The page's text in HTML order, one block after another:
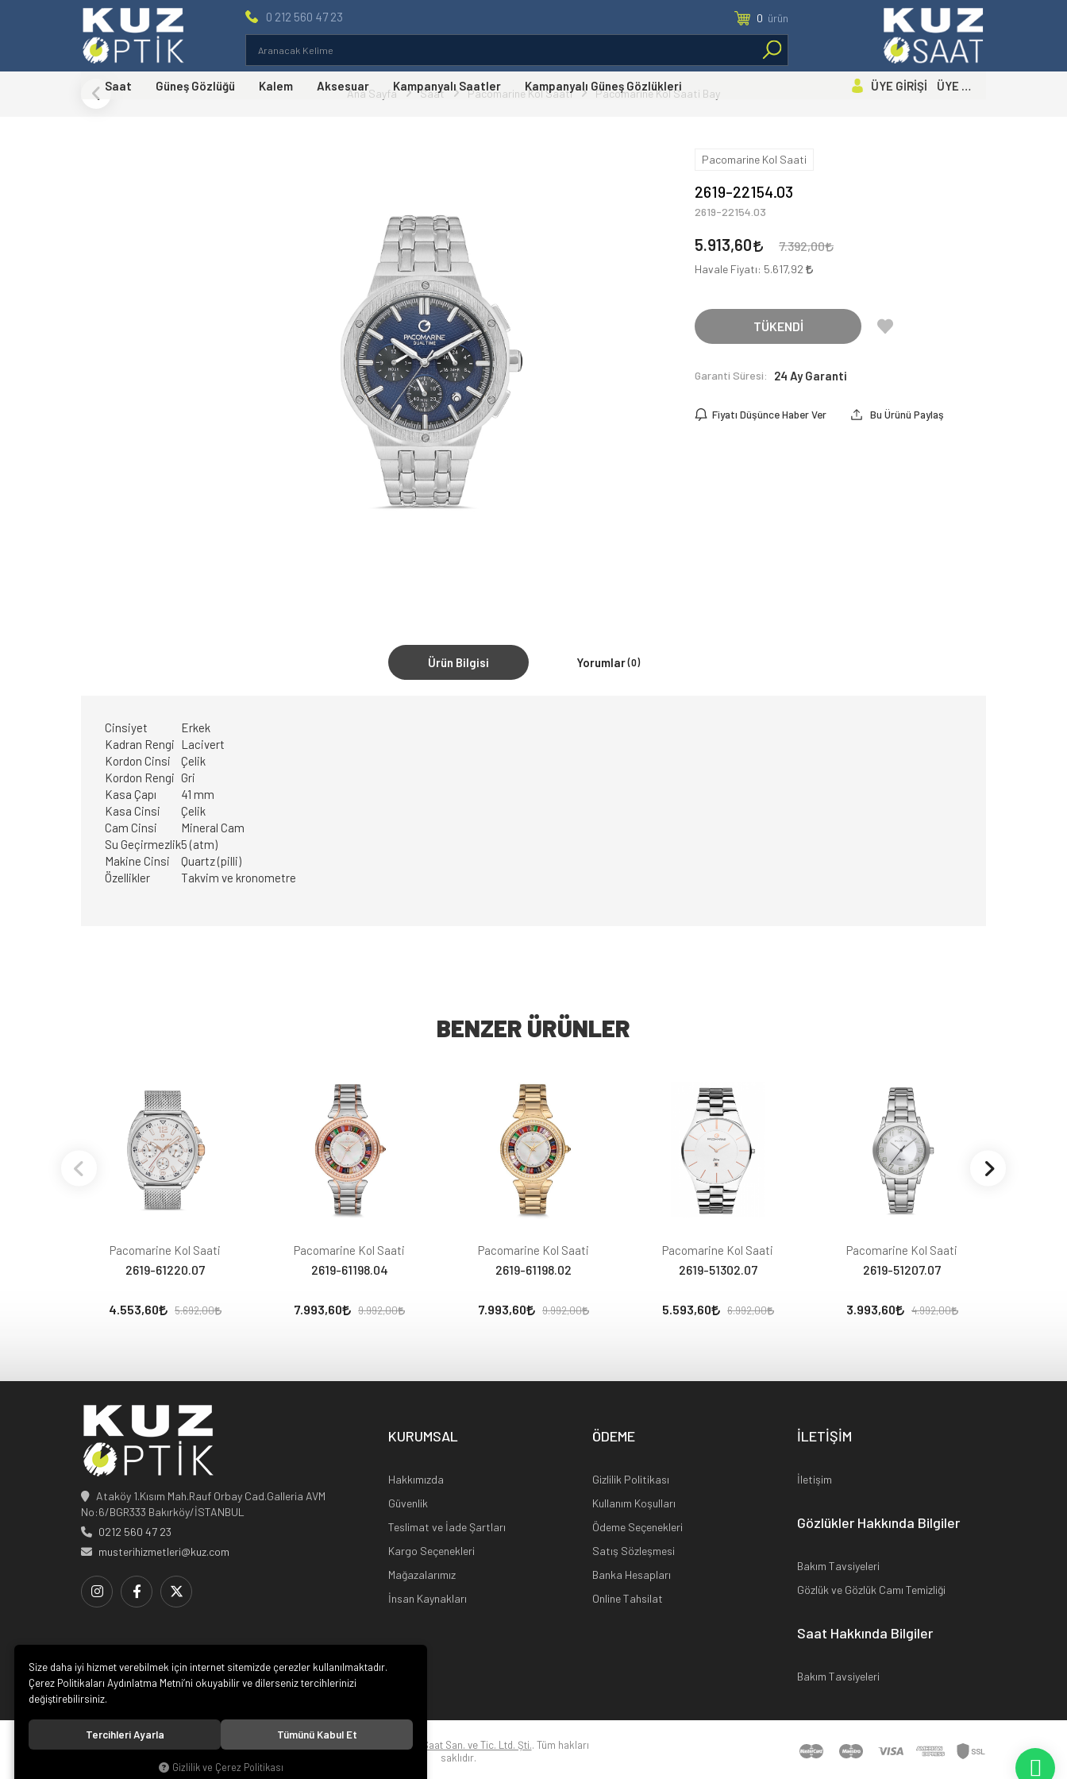
0 212 560 47 23 0 ürün
Saat Güneş Gözlüğü Kalem Aksesuar Kampanyalı Saatler Kampanyalı Güneş Gözlükleri ÜYE GİRİŞİ ÜYE OL
Ana Sayfa Saat Pacomarine Kol Saati Pacomarine Kol Saati Bay
Pacomarine Kol Saati
2619-22154.03
2619-22154.03
5.913,60 7.392,00
Havale Fiyatı: 5.617,92
TÜKENDİ
Garanti Süresi: 24 Ay Garanti
Fiyatı Düşünce Haber Ver Bu Ürünü Paylaş
Ürün Bilgisi Yorumlar(0)
Cinsiyet
Erkek
Kadran Rengi Lacivert
Kordon Cinsi
Çelik
Kordon Rengi Gri
Kasa Çapı
41 mm
Kasa Cinsi
Çelik
Cam Cinsi
Mineral Cam
Su Geçirmezlik5 (atm)
Makine Cinsi
Quartz (pilli)
Özellikler
Takvim ve kronometre
BENZER ÜRÜNLER
Pacomarine Kol Saati
2619-61220.07
4.553,60 5.692,00
Pacomarine Kol Saati
2619-61198.04
7.993,60 9.992,00
Pacomarine Kol Saati
2619-61198.02
7.993,60 9.992,00
Pacomarine Kol Saati
2619-51302.07
5.593,60 6.992,00
Pacomarine Kol Saati
2619-51207.07
3.993,60 4.992,00
Ataköy 1.Kısım Mah.Rauf Orbay Cad.Galleria AVM
No:6/BGR333 Bakırköy/İSTANBUL
0212 560 47 23
musterihizmetleri@kuz.com
KURUMSAL
Hakkımızda
Güvenlik
Teslimat ve İade Şartları
Kargo Seçenekleri
Mağazalarımız
İnsan Kaynakları
ÖDEME
Gizlilik Politikası
Kullanım Koşulları
Ödeme Seçenekleri
Satış Sözleşmesi
Banka Hesapları
Online Tahsilat
İLETİŞİM
İletişim
Gözlükler Hakkında Bilgiler
Bakım Tavsiyeleri
Gözlük ve Gözlük Camı Temizliği
Saat Hakkında Bilgiler
Bakım Tavsiyeleri
Kuz Optik ve Saat San. ve Tic. Ltd. Şti.. Tüm hakları
saklıdır.
Size daha iyi hizmet verebilmek için internet sitemizde çerezler kullanılmaktadır.
Çerez Politikaları Aydınlatma Metni’ni okuyabilir ve dilerseniz tercihlerinizi
değiştirebilirsiniz.
Tercihleri Ayarla Tümünü Kabul Et
Gizlilik ve Çerez Politikası